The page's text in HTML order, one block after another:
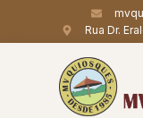
Rua Dr.